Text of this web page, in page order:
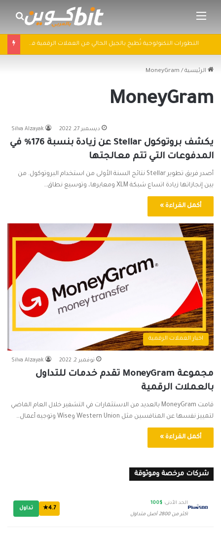
القائمة
التطورات التكنولوجية تُطيح بالجيل الحالي من العملات الرقمية في 2025: سباق التكنولوجيا يُعيد تشكيل مشهد الكريبتو
الرئيسية /
MoneyGram
MoneyGram
Silva Alzayak ديسمبر 27, 2022
يكشف بروتوكول Stellar عن زيادة بنسبة 176٪ في
المدفوعات التي تتم معالجتها
أصدر فريق تطوير Stellar نتائج السنة الأولى من استخدام البروتوكول. من
بين إنجازاتها زيادة اتساع شبكة XLM ومعايرها، وتوسيع نطاق…
أكمل القراءة »
اخبار العملات الرقمية
Silva Alzayak نوفمبر 2, 2022
مجموعة MoneyGram تقدم خدمات للتداول
بالعملات الرقمية
قامت MoneyGram بالعديد من الاستثمارات في التشفير خلال العام الماضي
لتمييز نفسها عن المنافسين مثل Western Union وWise وتوجيه أعمال…
أكمل القراءة »
شركات مرخصة وموثوقة
الحد الأدنى: $100
أكثر من 2800 أصل متداول
4.7★ تداول